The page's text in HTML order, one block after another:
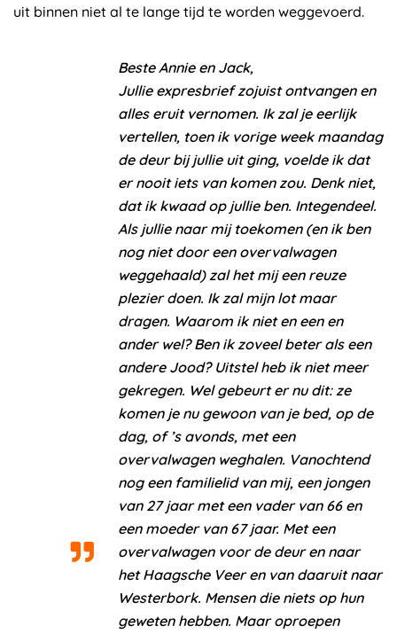
uit binnen niet al te lange tijd te worden weggevoerd.
Beste Annie en Jack,
Jullie expresbrief zojuist ontvangen en
alles eruit vernomen. Ik zal je eerlijk
vertellen, toen ik vorige week maandag
de deur bij jullie uit ging, voelde ik dat
er nooit iets van komen zou. Denk niet,
dat ik kwaad op jullie ben. Integendeel.
Als jullie naar mij toekomen (en ik ben
nog niet door een overvalwagen
weggehaald) zal het mij een reuze
plezier doen. Ik zal mijn lot maar
dragen. Waarom ik niet en een en
ander wel? Ben ik zoveel beter als een
andere Jood? Uitstel heb ik niet meer
gekregen. Wel gebeurt er nu dit: ze
komen je nu gewoon van je bed, op de
dag, of ’s avonds, met een
overvalwagen weghalen. Vanochtend
nog een familielid van mij, een jongen
van 27 jaar met een vader van 66 en
een moeder van 67 jaar. Met een
overvalwagen voor de deur en naar
het Haagsche Veer en van daaruit naar
Westerbork. Mensen die niets op hun
geweten hebben. Maar oproepen